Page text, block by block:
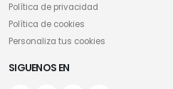
Política de privacidad
Política de cookies
Personaliza tus cookies
SIGUENOS EN